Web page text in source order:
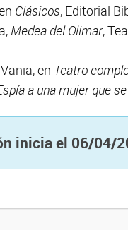
Clásicos, Editorial
Medea del Olimar,
en Teatro
a una mujer que
inicia el 06/04/